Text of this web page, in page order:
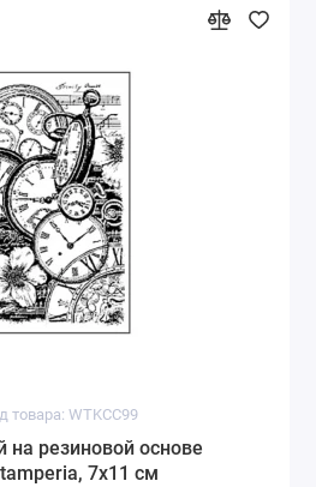
товара: WTKCC99
резиновой основе
7х11 см